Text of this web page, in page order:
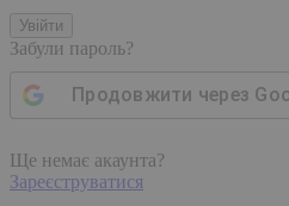
Увійти
Забули пароль?
Продовжити через
Ще немає акаунта?
Зареєструватися